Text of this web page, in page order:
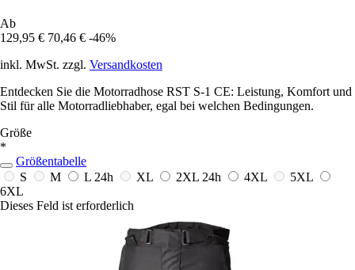
Ab
129,95 € 70,46 € -46%
inkl. MwSt. zzgl. Versandkosten
Entdecken Sie die Motorradhose RST S-1 CE: Leistung, Komfort und
Stil für alle Motorradliebhaber, egal bei welchen Bedingungen.
Größe
*
Größentabelle
S
M L 24h XL 2XL 24h 4XL
5XL
6XL
Dieses Feld ist erforderlich